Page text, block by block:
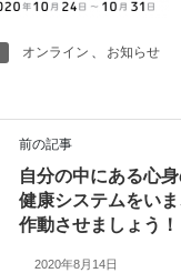
オンライン 、 お知らせ
前の記事
自分の中にある心
健康システムをいま
作動させましょう！
2020年8月14日